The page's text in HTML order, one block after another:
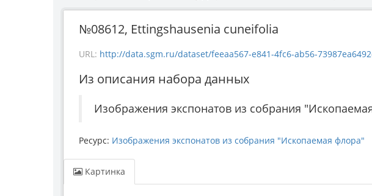
№08612, Ettingshausenia cuneifolia
URL: http://data.sgm.ru/dataset/feeaa567-e841-4fc6-ab56-73987ea6492e/resource/
Из описания набора данных
Изображения экспонатов из собрания
Ресурс: Изображения экспонатов из собрания "Ископаемая флора"
Картинка